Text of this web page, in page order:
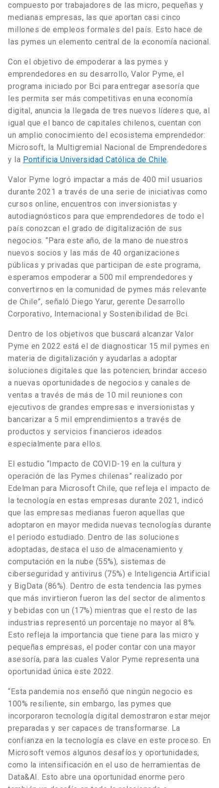
compuesto por trabajadores de las micro, pequeñas y
medianas empresas, las que aportan casi cinco
millones de empleos formales del país. Esto hace de
las pymes un elemento central de la economía nacional.
Con el objetivo de empoderar a las pymes y
emprendedores en su desarrollo, Valor Pyme, el
programa iniciado por Bci para entregar asesoría que
les permita ser más competitivas en una economía
digital, anuncia la llegada de tres nuevos líderes que, al
igual que el banco de capitales chilenos, cuentan con
un amplio conocimiento del ecosistema emprendedor:
Microsoft, la Multigremial Nacional de Emprendedores
y la Pontificia Universidad Católica de Chile.
Valor Pyme logró impactar a más de 400 mil usuarios
durante 2021 a través de una serie de iniciativas como
cursos online, encuentros con inversionistas y
autodiagnósticos para que emprendedores de todo el
país conozcan el grado de digitalización de sus
negocios. “Para este año, de la mano de nuestros
nuevos socios y las más de 40 organizaciones
públicas y privadas que participan de este programa,
esperamos empoderar a 500 mil emprendedores y
convertirnos en la comunidad de pymes más relevante
de Chile”, señaló Diego Yarur, gerente Desarrollo
Corporativo, Internacional y Sostenibilidad de Bci.
Dentro de los objetivos que buscará alcanzar Valor
Pyme en 2022 está el de diagnosticar 15 mil pymes en
materia de digitalización y ayudarlas a adoptar
soluciones digitales que las potencien; brindar acceso
a nuevas oportunidades de negocios y canales de
ventas a través de más de 10 mil reuniones con
ejecutivos de grandes empresas e inversionistas y
bancarizar a 5 mil emprendimientos a través de
productos y servicios financieros ideados
especialmente para ellos.
El estudio “Impacto de COVID-19 en la cultura y
operación de las Pymes chilenas” realizado por
Edelman para Microsoft Chile, que refleja el impacto de
la tecnología en estas empresas durante 2021, indicó
que las empresas medianas fueron aquellas que
adoptaron en mayor medida nuevas tecnologías durante
el periodo estudiado. Dentro de las soluciones
adoptadas, destaca el uso de almacenamiento y
computación en la nube (55%), sistemas de
ciberseguridad y antivirus (75%) e Inteligencia Artificial
y BigData (86%). Dentro de esta tendencia las pymes
que más invirtieron fueron las del sector de alimentos
y bebidas con un (17%) mientras que el resto de las
industrias representó un porcentaje no mayor al 8%.
Esto refleja la importancia que tiene para las micro y
pequeñas empresas, el poder contar con una mayor
asesoría, para las cuales Valor Pyme representa una
oportunidad única este 2022.
“Esta pandemia nos enseñó que ningún negocio es
100% resiliente, sin embargo, las pymes que
incorporaron tecnología digital demostraron estar mejor
preparadas y ser capaces de transformarse. La
confianza en la tecnología es clave en este proceso. En
Microsoft vemos algunos desafíos y oportunidades,
como la intensificación en el uso de herramientas de
Data&AI. Esto abre una oportunidad enorme pero